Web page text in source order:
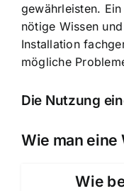
gewährleisten.
nötige Wissen
Installation
mögliche
Die Nutzung
Wie man eine
Wie